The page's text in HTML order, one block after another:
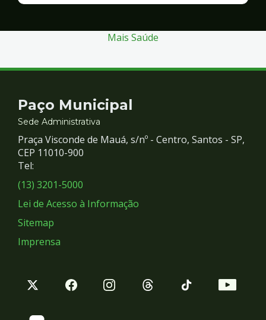
Mais Saúde
Contato
e
Redes
Sociais
Paço Municipal
Sede Administrativa
Praça Visconde de Mauá, s/nº - Centro, Santos - SP,
CEP 11010-900
Tel:
(13) 3201-5000
Lei de Acesso à Informação
Sitemap
Imprensa